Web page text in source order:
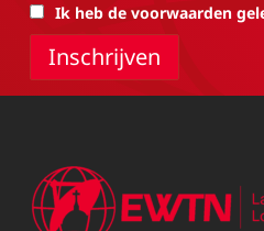
Ik heb de voorwaarden